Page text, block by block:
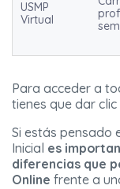
USMP
Virtual
Para acceder a
tienes que dar
Si estás pensado
Inicial es
diferencias que
Online frente a